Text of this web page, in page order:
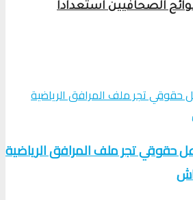
الصحافيين استعداداً
حقوقي تجر ملف المرافق الرياضية